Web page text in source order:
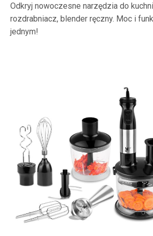
Odkryj nowoczesne narzędzia do
rozdrabniacz, blender ręczny. Moc i
jednym!